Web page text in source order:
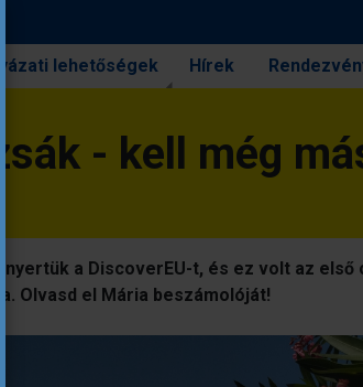
lehetőségek Hírek
- kell még
a DiscoverEU-t, és ez volt az első
Olvasd el Mária beszámolóját!